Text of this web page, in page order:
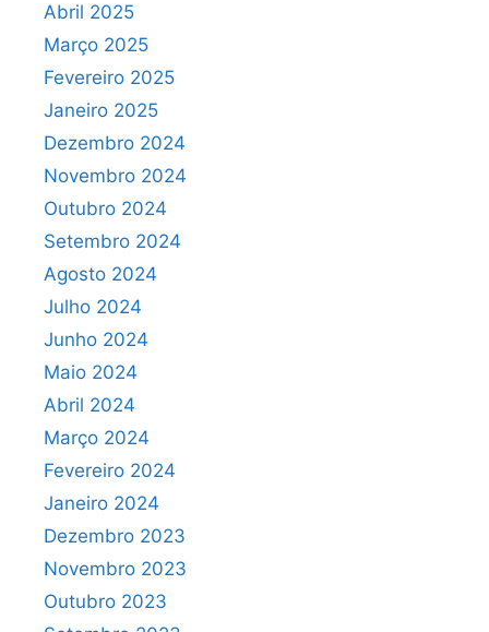
Abril 2025
Março 2025
Fevereiro 2025
Janeiro 2025
Dezembro 2024
Novembro 2024
Outubro 2024
Setembro 2024
Agosto 2024
Julho 2024
Junho 2024
Maio 2024
Abril 2024
Março 2024
Fevereiro 2024
Janeiro 2024
Dezembro 2023
Novembro 2023
Outubro 2023